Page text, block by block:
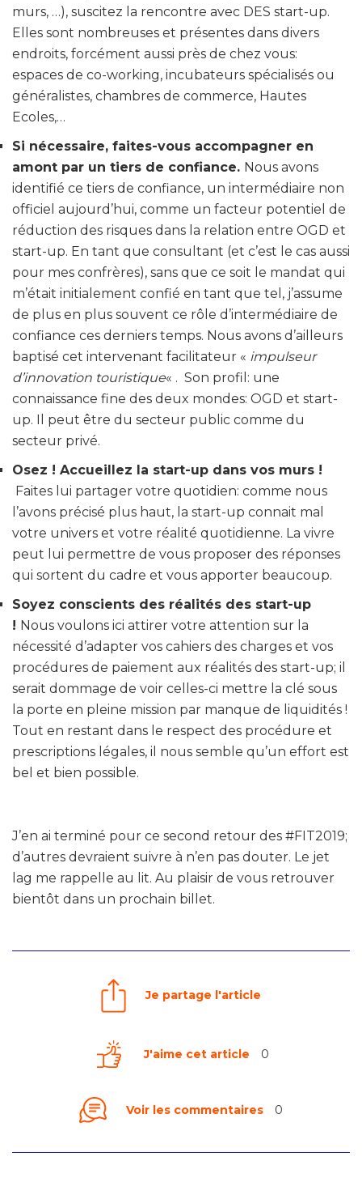
murs, …), suscitez la rencontre avec DES start-up.
Elles sont nombreuses et présentes dans divers
endroits, forcément aussi près de chez vous:
espaces de co-working, incubateurs spécialisés ou
généralistes, chambres de commerce, Hautes
Ecoles,…
Si nécessaire, faites-vous accompagner en
amont par un tiers de confiance. Nous avons
identifié ce tiers de confiance, un intermédiaire non
officiel aujourd’hui, comme un facteur potentiel de
réduction des risques dans la relation entre OGD et
start-up. En tant que consultant (et c’est le cas aussi
pour mes confrères), sans que ce soit le mandat qui
m’était initialement confié en tant que tel, j’assume
de plus en plus souvent ce rôle d’intermédiaire de
confiance ces derniers temps. Nous avons d’ailleurs
baptisé cet intervenant facilitateur « impulseur
d’innovation touristique« . Son profil: une
connaissance fine des deux mondes: OGD et start-
up. Il peut être du secteur public comme du
secteur privé.
Osez ! Accueillez la start-up dans vos murs !
Faites lui partager votre quotidien: comme nous
l’avons précisé plus haut, la start-up connait mal
votre univers et votre réalité quotidienne. La vivre
peut lui permettre de vous proposer des réponses
qui sortent du cadre et vous apporter beaucoup.
Soyez conscients des réalités des start-up
! Nous voulons ici attirer votre attention sur la
nécessité d’adapter vos cahiers des charges et vos
procédures de paiement aux réalités des start-up; il
serait dommage de voir celles-ci mettre la clé sous
la porte en pleine mission par manque de liquidités !
Tout en restant dans le respect des procédure et
prescriptions légales, il nous semble qu’un effort est
bel et bien possible.
J’en ai terminé pour ce second retour des #FIT2019;
d’autres devraient suivre à n’en pas douter. Le jet
lag me rappelle au lit. Au plaisir de vous retrouver
bientôt dans un prochain billet.
Je partage l'article
J'aime cet article 0
Voir les commentaires 0